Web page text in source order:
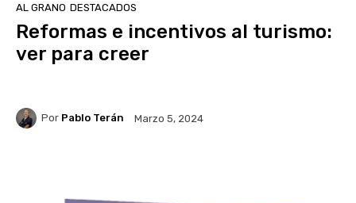
AL GRANO DESTACADOS
Reformas e incentivos al turismo:
ver para creer
Por Pablo Terán Marzo 5, 2024